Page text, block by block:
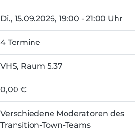
Di., 15.09.2026, 19:00 - 21:00 Uhr
4 Termine
VHS, Raum 5.37
0,00 €
Verschiedene Moderatoren des
Transition-Town-Teams